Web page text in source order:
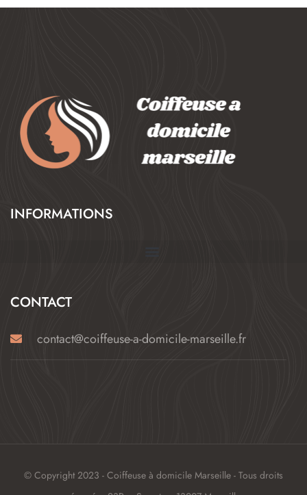
INFORMATIONS
CONTACT
contact@coiffeuse-a-domicile-marseille.fr
© Copyright 2023 - Coiffeuse à domicile Marseille - Tous droits